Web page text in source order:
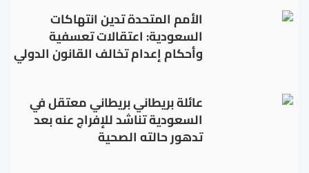
الأمم المتحدة تدين انتهاكات
السعودية: اعتقالات تعسفية
وأحكام إعدام تخالف القانون الدولي
عائلة بريطاني بريطاني معتقل في
السعودية تناشد للإفراج عنه بعد
تدهور حالته الصحية